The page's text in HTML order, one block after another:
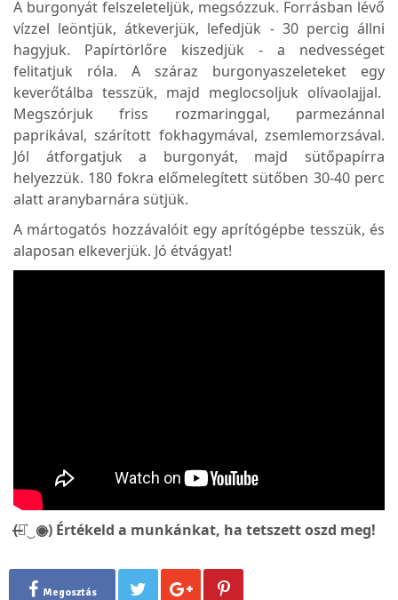
A burgonyát felszeleteljük, megsózzuk. Forrásban lévő
vízzel leöntjük, átkeverjük, lefedjük - 30 percig állni
hagyjuk. Papírtörlőre kiszedjük - a nedvességet
felitatjuk róla. A száraz burgonyaszeleteket egy
keverőtálba tesszük, majd meglocsoljuk olívaolajjal.
Megszórjuk friss rozmaringgal, parmezánnal
paprikával, szárított fokhagymával, zsemlemorzsával.
Jól átforgatjuk a burgonyát, majd sütőpapírra
helyezzük. 180 fokra előmelegített sütőben 30-40 perc
alatt aranybarnára sütjük.
A mártogatós hozzávalóit egy aprítógépbe tesszük, és
alaposan elkeverjük. Jó étvágyat!
(̶◉͛‿◉̶) Értékeld a munkánkat, ha tetszett oszd meg!
Megosztás